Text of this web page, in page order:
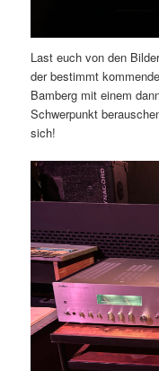
Last euch von den
der bestimmt
Bamberg mit einem
Schwerpunkt
sich!